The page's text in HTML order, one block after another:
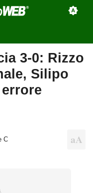
3-0: Rizzo
Silipo
errore
C